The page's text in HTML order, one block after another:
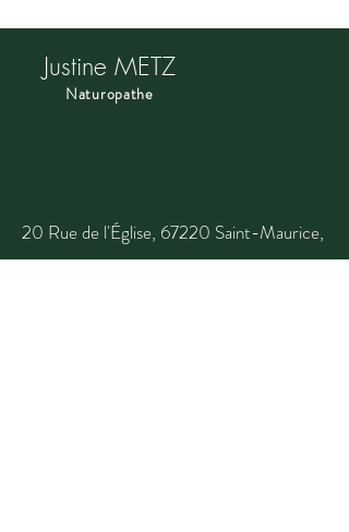
Justine METZ
Naturopathe
20 Rue de l'Église, 67220 Saint-Maurice,